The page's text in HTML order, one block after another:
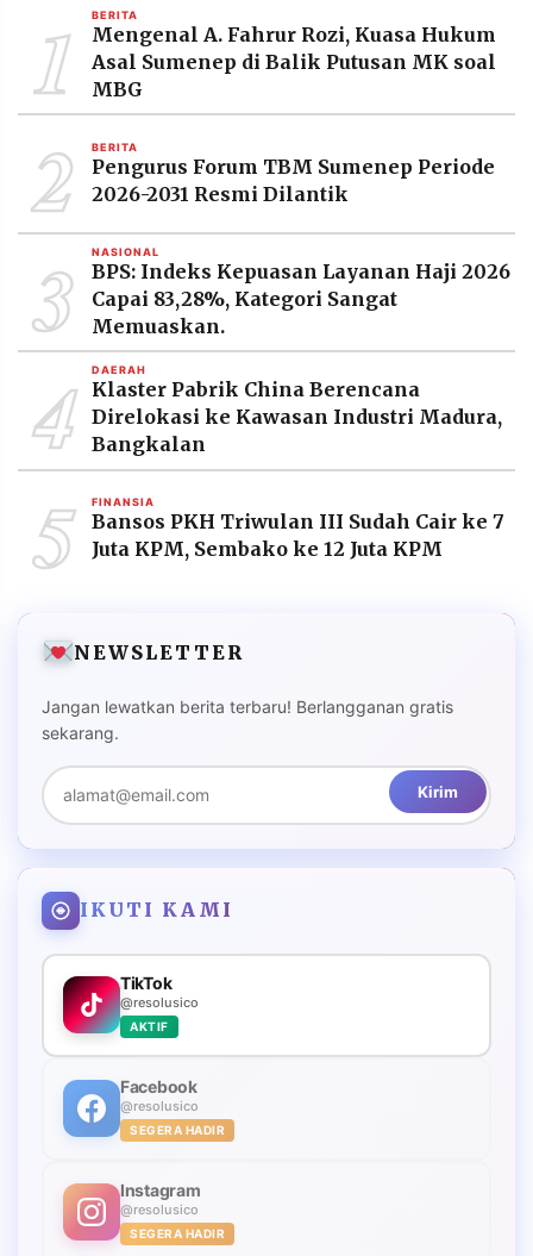
1 BERITA
Mengenal A. Fahrur Rozi, Kuasa Hukum
Asal Sumenep di Balik Putusan MK soal
MBG
2 BERITA
Pengurus Forum TBM Sumenep Periode
2026-2031 Resmi Dilantik
3 NASIONAL
BPS: Indeks Kepuasan Layanan Haji 2026
Capai 83,28%, Kategori Sangat
Memuaskan.
4 DAERAH
Klaster Pabrik China Berencana
Direlokasi ke Kawasan Industri Madura,
Bangkalan
5 FINANSIA
Bansos PKH Triwulan III Sudah Cair ke 7
Juta KPM, Sembako ke 12 Juta KPM
NEWSLETTER
Jangan lewatkan berita terbaru! Berlangganan gratis
sekarang.
Kirim
IKUTI KAMI
TikTok
@resolusico
AKTIF
Facebook
@resolusico
SEGERA HADIR
Instagram
@resolusico
SEGERA HADIR